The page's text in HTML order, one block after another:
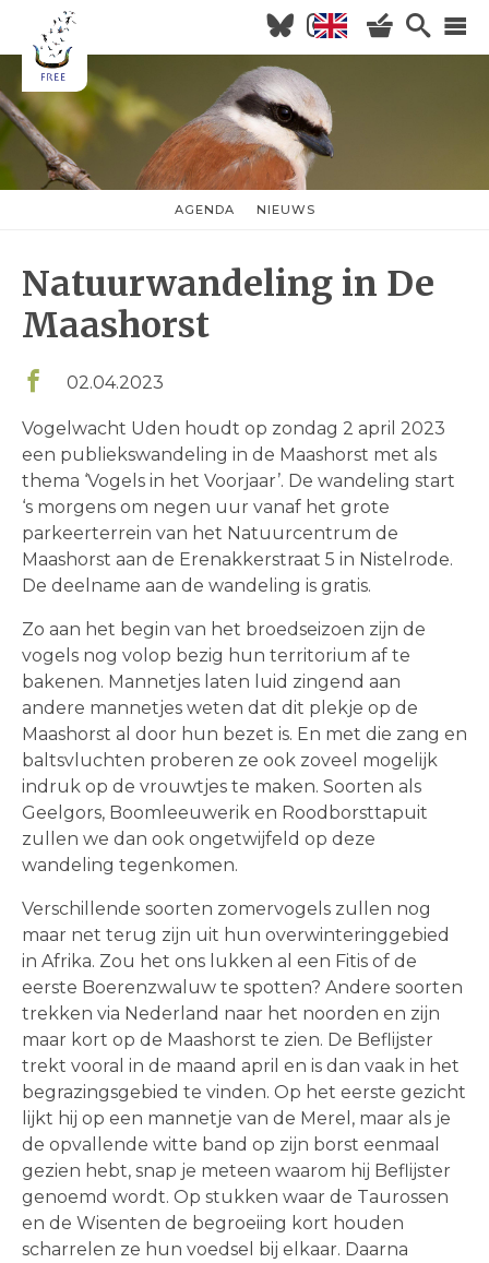
Overslaan
naar
de
inhoud
gaan
Hoofdnavigatie
HOME
NIEUWS
KOM KIJKEN
WILDERNISVLEES
nieuwsmenuAGENDA NIEUWS
Natuurwandeling in De
Maashorst
02.04.2023
Vogelwacht Uden houdt op zondag 2 april 2023
een publiekswandeling in de Maashorst met als
thema ‘Vogels in het Voorjaar’. De wandeling start
‘s morgens om negen uur vanaf het grote
parkeerterrein van het Natuurcentrum de
Maashorst aan de Erenakkerstraat 5 in Nistelrode.
De deelname aan de wandeling is gratis.
Zo aan het begin van het broedseizoen zijn de
vogels nog volop bezig hun territorium af te
bakenen. Mannetjes laten luid zingend aan
andere mannetjes weten dat dit plekje op de
Maashorst al door hun bezet is. En met die zang en
baltsvluchten proberen ze ook zoveel mogelijk
indruk op de vrouwtjes te maken. Soorten als
Geelgors, Boomleeuwerik en Roodborsttapuit
zullen we dan ook ongetwijfeld op deze
wandeling tegenkomen.
Verschillende soorten zomervogels zullen nog
maar net terug zijn uit hun overwinteringgebied
in Afrika. Zou het ons lukken al een Fitis of de
eerste Boerenzwaluw te spotten? Andere soorten
trekken via Nederland naar het noorden en zijn
maar kort op de Maashorst te zien. De Beflijster
trekt vooral in de maand april en is dan vaak in het
begrazingsgebied te vinden. Op het eerste gezicht
lijkt hij op een mannetje van de Merel, maar als je
de opvallende witte band op zijn borst eenmaal
gezien hebt, snap je meteen waarom hij Beflijster
genoemd wordt. Op stukken waar de Taurossen
en de Wisenten de begroeiing kort houden
scharrelen ze hun voedsel bij elkaar. Daarna